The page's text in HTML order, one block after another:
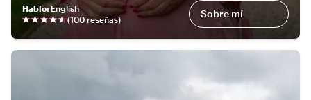
Hablo: English
(100 reseñas) Sobre mí